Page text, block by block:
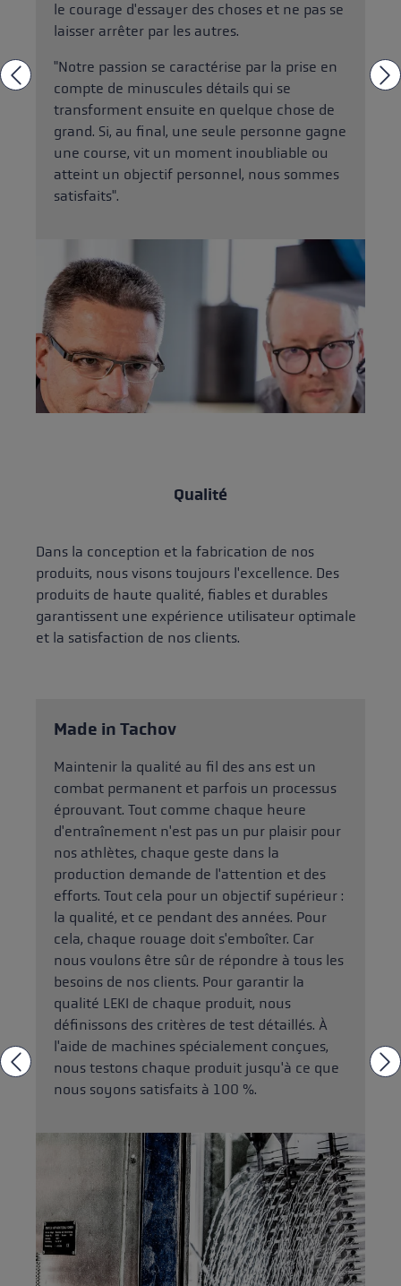
le courage d'essayer des choses et ne pas se
laisser arrêter par les autres.
"Notre passion se caractérise par la prise en
compte de minuscules détails qui se
transforment ensuite en quelque chose de
grand. Si, au final, une seule personne gagne
une course, vit un moment inoubliable ou
atteint un objectif personnel, nous sommes
satisfaits".
Qualité
Dans la conception et la fabrication de nos
produits, nous visons toujours l'excellence. Des
produits de haute qualité, fiables et durables
garantissent une expérience utilisateur optimale
et la satisfaction de nos clients.
Made in Tachov
Maintenir la qualité au fil des ans est un
combat permanent et parfois un processus
éprouvant. Tout comme chaque heure
d'entraînement n'est pas un pur plaisir pour
nos athlètes, chaque geste dans la
production demande de l'attention et des
efforts. Tout cela pour un objectif supérieur :
la qualité, et ce pendant des années. Pour
cela, chaque rouage doit s'emboîter. Car
nous voulons être sûr de répondre à tous les
besoins de nos clients. Pour garantir la
qualité LEKI de chaque produit, nous
définissons des critères de test détaillés. À
l'aide de machines spécialement conçues,
nous testons chaque produit jusqu'à ce que
nous soyons satisfaits à 100 %.